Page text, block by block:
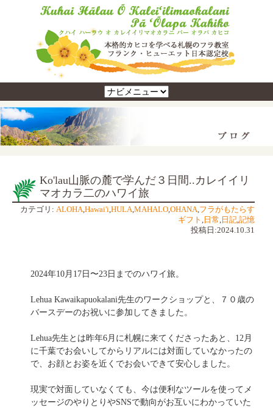
Ko'lau山脈の麓で学んだ３日間..カレイイリ
マオカラ二のハワイ旅
カテゴリ: ALOHA,Hawai'i,HULA,MAHALO,OHANA,フラがもたらす
ギフト , 日常, 日記,記憶
投稿日:2024.10.31
2024年10月17日〜23日までのハワイ旅。
Lehua Kawaikapuokalani先生のワークショップと、７０歳の
バースデーのお祝いに参加してきました。
Lehua先生とは昨年6月に札幌に来てくださったあと、12月
に千葉でお会いしてからリアルには対面していなかったの
で、お顔とお姿を近くでお会いできて安心しました。
現実で対面していなくても、今は便利なツールを使ってメ
ッセージのやりとりやSNSで動向がお互いにわかっていた